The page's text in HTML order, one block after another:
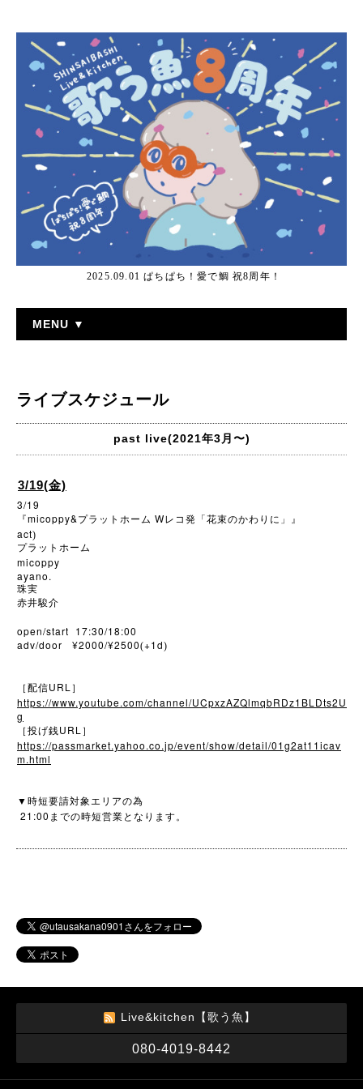
2025.09.01 ぱちぱち！愛で鯛 祝8周年！
MENU ▼
ライブスケジュール
past live(2021年3月〜)
3/19(金)
3/19
『micoppy& プラットホーム Wレコ発「花束のかわりに」』
act)
プラットホーム
micoppy
ayano.
珠実
赤井駿介
open/start 17:30/18:00
adv/door ¥2000/¥2500(+1d)
［配信URL ］
https://www.youtube.com/channel/UCpxzAZQlmqbRDz1BLDts2U
g
［投げ銭URL ］
https://passmarket.yahoo.co.jp/event/show/detail/01g2at11icav
m.html
▼ 時短要請対象エリアの為
21:00 までの時短営業となります。
Live&kitchen【歌う魚】
080-4019-8442